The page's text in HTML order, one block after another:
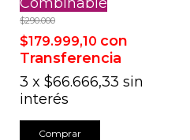
$290.000
$179.999,10 con
Transferencia
3 x $66.666,33 sin
interés
Comprar